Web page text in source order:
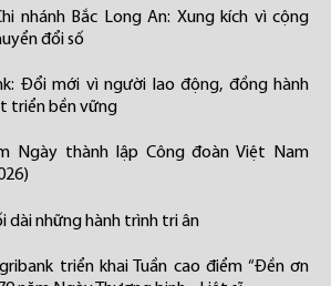
nhánh Bắc Long An: Xung kích vì cộng
đổi số
Đổi mới vì người lao động, đồng hành
triển bền vững
Ngày thành lập Công đoàn Việt Nam
dài những hành trình tri ân
triển khai Tuần cao điểm “Đền ơn